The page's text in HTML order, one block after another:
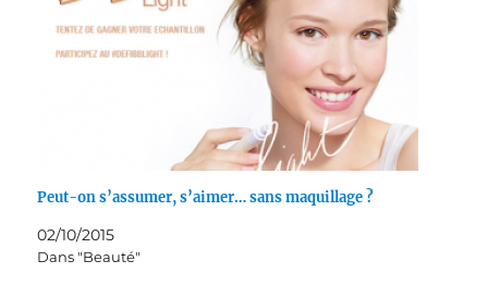
Peut-on s’assumer, s’aimer… sans maquillage ?
02/10/2015
Dans "Beauté"